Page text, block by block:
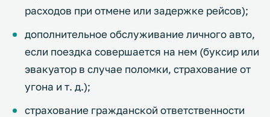
расходов при отмене или задержке рейсов);
дополнительное обслуживание личного авто,
если поездка совершается на нем (буксир или
эвакуатор в случае поломки, страхование от
угона и т. д.);
страхование гражданской ответственности